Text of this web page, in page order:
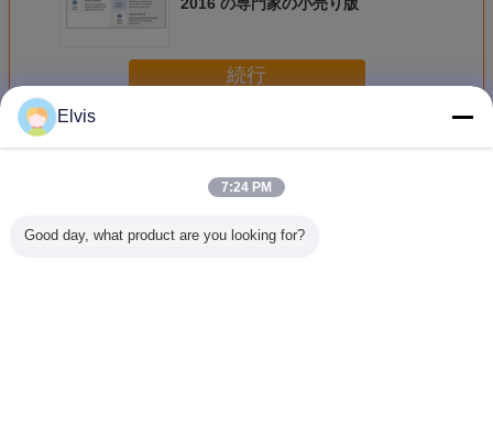
続行
多くその他のソフトウェア
Elvis
7:24 PM
Good day, what product are you looking for?